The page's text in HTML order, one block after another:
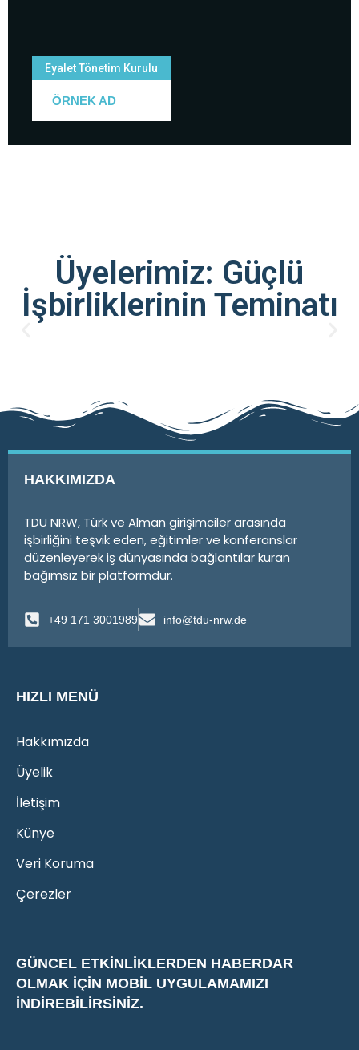
Eyalet Tönetim Kurulu
ÖRNEK AD
Üyelerimiz: Güçlü
İşbirliklerinin Teminatı
HAKKIMIZDA
TDU NRW, Türk ve Alman girişimciler arasında
işbirliğini teşvik eden, eğitimler ve konferanslar
düzenleyerek iş dünyasında bağlantılar kuran
bağımsız bir platformdur.
+49 171 3001989 info@tdu-nrw.de
HIZLI MENÜ
Hakkımızda
Üyelik
İletişim
Künye
Veri Koruma
Çerezler
GÜNCEL ETKINLIKLERDEN HABERDAR
OLMAK IÇIN MOBIL UYGULAMAMIZI
INDIREBILIRSINIZ.